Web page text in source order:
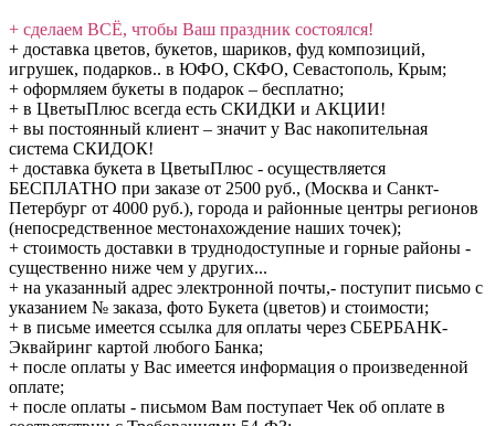
+ сделаем ВСЁ, чтобы Ваш праздник состоялся!
+ доставка цветов, букетов, шариков, фуд композиций,
игрушек, подарков.. в ЮФО, СКФО, Севастополь, Крым;
+ оформляем букеты в подарок – бесплатно;
+ в ЦветыПлюс всегда есть СКИДКИ и АКЦИИ!
+ вы постоянный клиент – значит у Вас накопительная
система СКИДОК!
+ доставка букета в ЦветыПлюс - осуществляется
БЕСПЛАТНО при заказе от 2500 руб., (Москва и Санкт-
Петербург от 4000 руб.), города и районные центры регионов
(непосредственное местонахождение наших точек);
+ стоимость доставки в труднодоступные и горные районы -
существенно ниже чем у других...
+ на указанный адрес электронной почты,- поступит письмо с
указанием № заказа, фото Букета (цветов) и стоимости;
+ в письме имеется ссылка для оплаты через СБЕРБАНК-
Эквайринг картой любого Банка;
+ после оплаты у Вас имеется информация о произведенной
оплате;
+ после оплаты - письмом Вам поступает Чек об оплате в